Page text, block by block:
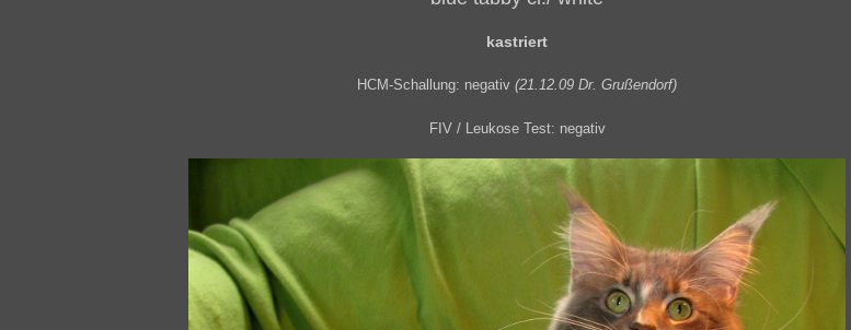
kastriert
HCM-Schallung: negativ (21.12.09 Dr. Grußendorf)
FIV / Leukose Test: negativ